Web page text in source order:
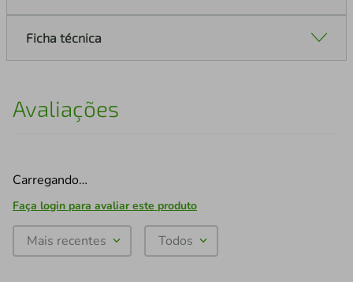
Ficha técnica
Avaliações
Carregando…
Faça login para avaliar este produto
Mais recentes Todos